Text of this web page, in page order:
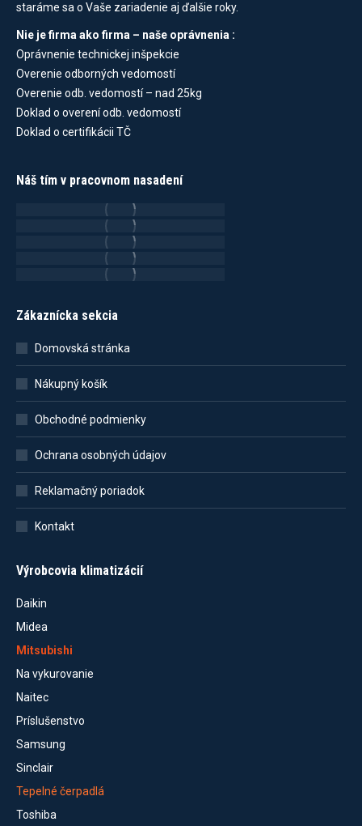
staráme sa o Vaše zariadenie aj ďalšie roky.
Nie je firma ako firma – naše oprávnenia :
Oprávnenie technickej inšpekcie
Overenie odborných vedomostí
Overenie odb. vedomostí – nad 25kg
Doklad o overení odb. vedomostí
Doklad o certifikácii TČ
Náš tím v pracovnom nasadení
Zákaznícka sekcia
Domovská stránka
Nákupný košík
Obchodné podmienky
Ochrana osobných údajov
Reklamačný poriadok
Kontakt
Výrobcovia klimatizácií
Daikin
Midea
Mitsubishi
Na vykurovanie
Naitec
Príslušenstvo
Samsung
Sinclair
Tepelné čerpadlá
Toshiba